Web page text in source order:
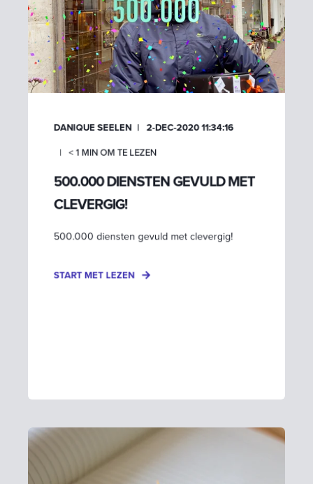
DANIQUE SEELEN
2-DEC-2020 11:34:16
< 1 MIN OM TE LEZEN
500.000 DIENSTEN GEVULD MET
CLEVERGIG!
500.000 diensten gevuld met clevergig!
START MET LEZEN